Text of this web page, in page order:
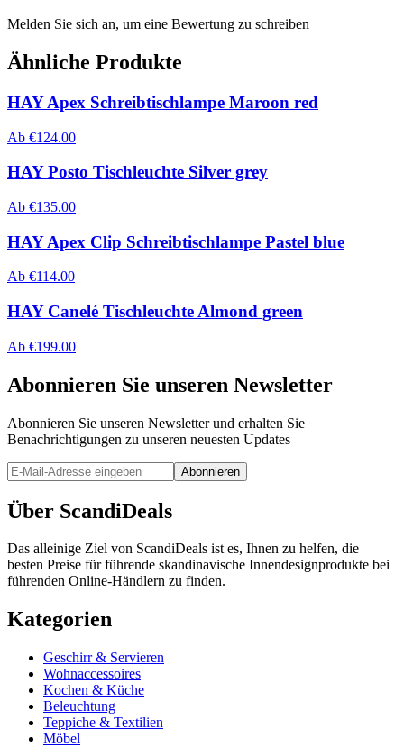
Melden Sie sich an, um eine Bewertung zu schreiben
Ähnliche Produkte
HAY Apex Schreibtischlampe Maroon red
Ab €124.00
HAY Posto Tischleuchte Silver grey
Ab €135.00
HAY Apex Clip Schreibtischlampe Pastel blue
Ab €114.00
HAY Canelé Tischleuchte Almond green
Ab €199.00
Abonnieren Sie unseren Newsletter
Abonnieren Sie unseren Newsletter und erhalten Sie
Benachrichtigungen zu unseren neuesten Updates
Abonnieren
Über ScandiDeals
Das alleinige Ziel von ScandiDeals ist es, Ihnen zu helfen, die
besten Preise für führende skandinavische Innendesignprodukte bei
führenden Online-Händlern zu finden.
Kategorien
Geschirr & Servieren
Wohnaccessoires
Kochen & Küche
Beleuchtung
Teppiche & Textilien
Möbel